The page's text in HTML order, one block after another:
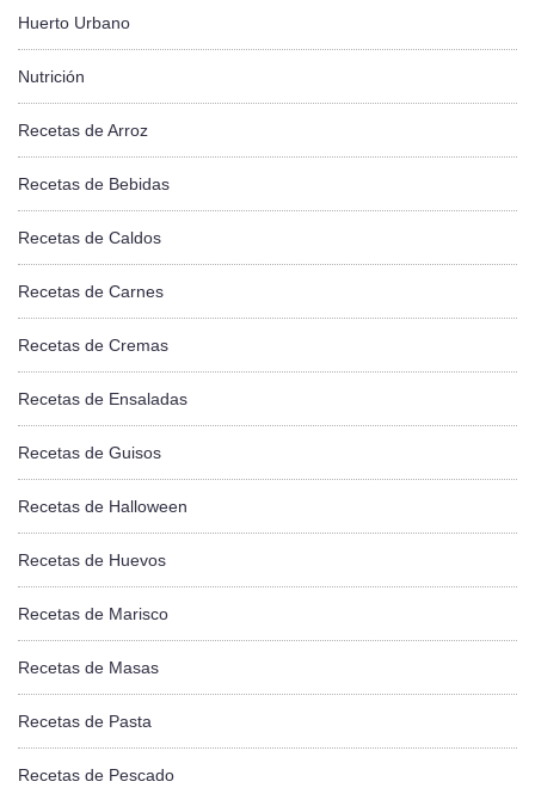
Huerto Urbano
Nutrición
Recetas de Arroz
Recetas de Bebidas
Recetas de Caldos
Recetas de Carnes
Recetas de Cremas
Recetas de Ensaladas
Recetas de Guisos
Recetas de Halloween
Recetas de Huevos
Recetas de Marisco
Recetas de Masas
Recetas de Pasta
Recetas de Pescado